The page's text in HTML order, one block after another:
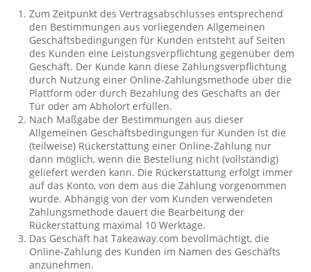
Zum Zeitpunkt des Vertragsabschlusses entsprechend
den Bestimmungen aus vorliegenden Allgemeinen
Geschäftsbedingungen für Kunden entsteht auf Seiten
des Kunden eine Leistungsverpflichtung gegenüber dem
Geschäft. Der Kunde kann diese Zahlungsverpflichtung
durch Nutzung einer Online-Zahlungsmethode über die
Plattform oder durch Bezahlung des Geschäfts an der
Tür oder am Abholort erfüllen.
Nach Maßgabe der Bestimmungen aus dieser
Allgemeinen Geschäftsbedingungen für Kunden ist die
(teilweise) Rückerstattung einer Online-Zahlung nur
dann möglich, wenn die Bestellung nicht (vollständig)
geliefert werden kann. Die Rückerstattung erfolgt immer
auf das Konto, von dem aus die Zahlung vorgenommen
wurde. Abhängig von der vom Kunden verwendeten
Zahlungsmethode dauert die Bearbeitung der
Rückerstattung maximal 10 Werktage.
Das Geschäft hat Takeaway.com bevollmächtigt, die
Online-Zahlung des Kunden im Namen des Geschäfts
anzunehmen.